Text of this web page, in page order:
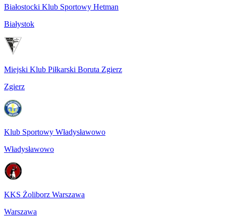
Białostocki Klub Sportowy Hetman
Białystok
Miejski Klub Piłkarski Boruta Zgierz
Zgierz
Klub Sportowy Władysławowo
Władysławowo
KKS Żoliborz Warszawa
Warszawa